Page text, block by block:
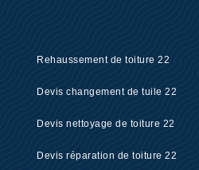
Rehaussement de toiture 22
Devis changement de tuile 22
Devis nettoyage de toiture 22
Devis réparation de toiture 22